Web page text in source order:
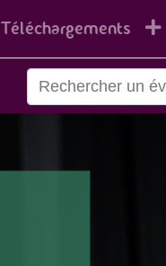
Téléchargements